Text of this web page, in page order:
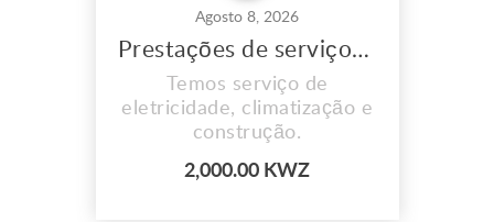
Agosto 8, 2026
Prestações de serviços de eletricidade
Temos serviço de
eletricidade, climatização e
construção.
2,000.00 KWZ